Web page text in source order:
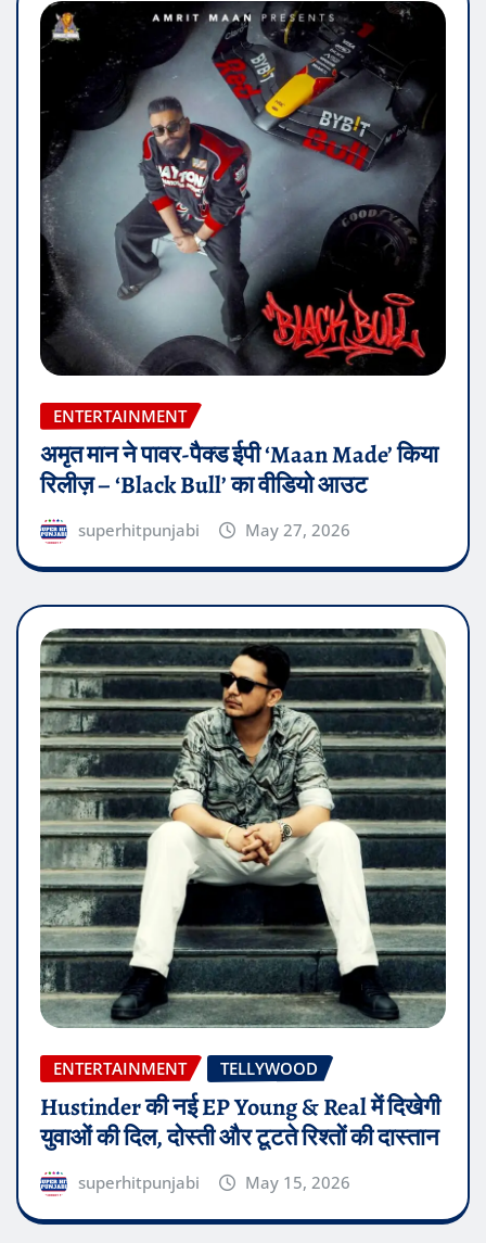
ENTERTAINMENT
अमृत मान ने पावर-पैक्ड ईपी ‘Maan Made’ किया
रिलीज़ – ‘Black Bull’ का वीडियो आउट
superhitpunjabi May 27, 2026
ENTERTAINMENT TELLYWOOD
Hustinder की नई EP Young & Real में दिखेगी
युवाओं की दिल, दोस्ती और टूटते रिश्तों की दास्तान
superhitpunjabi May 15, 2026